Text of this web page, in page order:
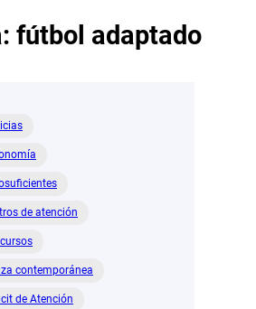
fútbol adaptado
de atención
contemporánea
de Atención